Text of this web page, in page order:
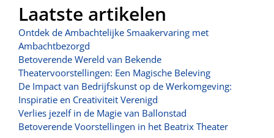
Laatste artikelen
Ontdek de Ambachtelijke Smaakervaring met
Ambachtbezorgd
Betoverende Wereld van Bekende
Theatervoorstellingen: Een Magische Beleving
De Impact van Bedrijfskunst op de Werkomgeving:
Inspiratie en Creativiteit Verenigd
Verlies jezelf in de Magie van Ballonstad
Betoverende Voorstellingen in het Beatrix Theater